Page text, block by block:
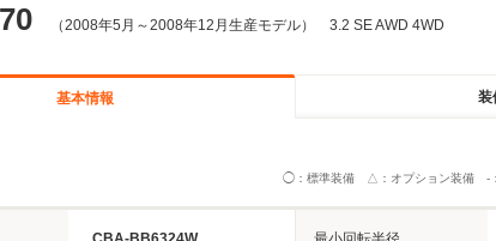
（2008年5月～2008年12月生産モデル） 3.2 SE AWD 4WD
基本情報 装
◯：標準装備 △：オプション装備 -：